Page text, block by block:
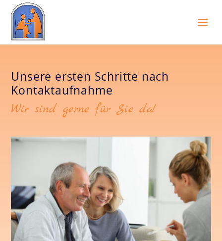
Unsere ersten Schritte nach
Kontaktaufnahme
Wir sind gerne für Sie da!